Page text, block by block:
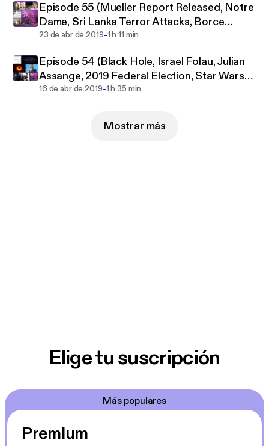
Episode 55 (Mueller Report Released, Notre
Dame, Sri Lanka Terror Attacks, Borce
Ristevski)
23 de abr de 2019-1 h 11 min
Episode 54 (Black Hole, Israel Folau, Julian
Assange, 2019 Federal Election, Star Wars
Celebration)
16 de abr de 2019-1 h 35 min
Mostrar más
Elige tu suscripción
Más populares
Premium